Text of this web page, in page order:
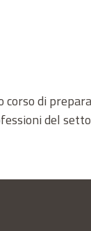
di
del